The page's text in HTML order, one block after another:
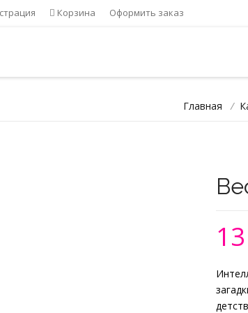
Корзина Оформить заказ
Главная /